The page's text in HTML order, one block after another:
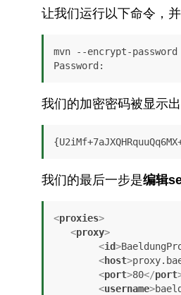
让我们运行以下命令，
mvn --encrypt-password
Password:
我们的加密密码被显示出
我们的最后一步是编辑
<proxies>
<proxy>
<id>
<host>
<port>80</port
<username>